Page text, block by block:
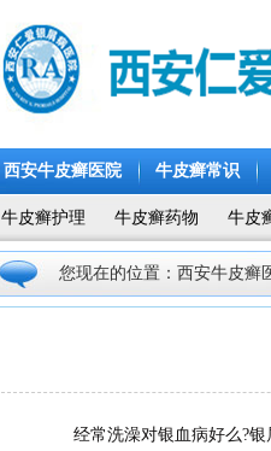
西安牛皮癣医院 牛皮癣常识
牛皮癣护理 牛皮癣药物 牛皮
您现在的位置： 西安牛皮癣
经常洗澡对银血病好么?银屑